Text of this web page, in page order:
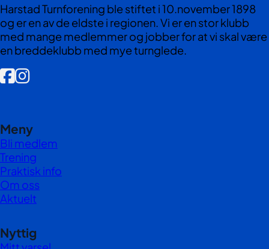
Harstad Turnforening ble stiftet i 10.november 1898
og er en av de eldste i regionen. Vi er en stor klubb
med mange medlemmer og jobber for at vi skal være
en breddeklubb med mye turnglede.
Følg oss på Facebook
Følg oss på Facebook
Meny
Bli medlem
Trening
Praktisk info
Om oss
Aktuelt
Nyttig